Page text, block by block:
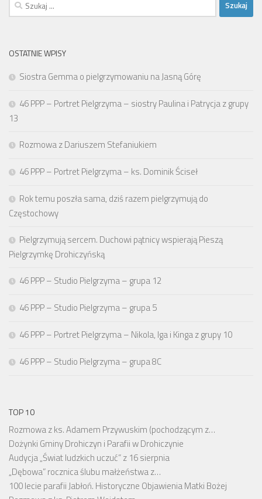
OSTATNIE WPISY
Siostra Gemma o pielgrzymowaniu na Jasną Górę
46 PPP – Portret Pielgrzyma – siostry Paulina i Patrycja z grupy
13
Rozmowa z Dariuszem Stefaniukiem
46 PPP – Portret Pielgrzyma – ks. Dominik Ściseł
Rok temu poszła sama, dziś razem pielgrzymują do
Częstochowy
Pielgrzymują sercem. Duchowi pątnicy wspierają Pieszą
Pielgrzymkę Drohiczyńską
46 PPP – Studio Pielgrzyma – grupa 12
46 PPP – Studio Pielgrzyma – grupa 5
46 PPP – Portret Pielgrzyma – Nikola, Iga i Kinga z grupy 10
46 PPP – Studio Pielgrzyma – grupa 8C
TOP 10
Rozmowa z ks. Adamem Przywuskim (pochodzącym z…
Dożynki Gminy Drohiczyn i Parafii w Drohiczynie
Audycja „Świat ludzkich uczuć” z 16 sierpnia
„Dębowa” rocznica ślubu małżeństwa z…
100 lecie parafii Jabłoń. Historyczne Objawienia Matki Bożej